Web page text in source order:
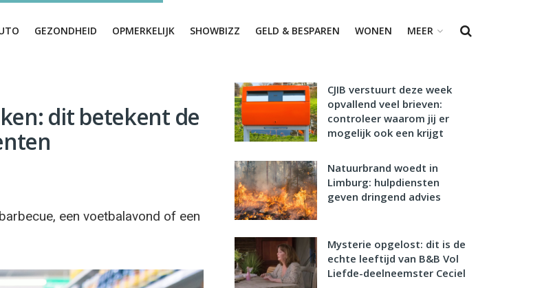
GEZONDHEID OPMERKELIJK SHOWBIZZ GELD & BESPAREN WONEN MEER
dit betekent de
een voetbalavond of een
CJIB verstuurt deze week
opvallend veel brieven:
controleer waarom jij er
mogelijk ook een krijgt
Natuurbrand woedt in
Limburg: hulpdiensten
geven dringend advies
Mysterie opgelost: dit is de
echte leeftijd van B&B Vol
Liefde-deelneemster Ceciel